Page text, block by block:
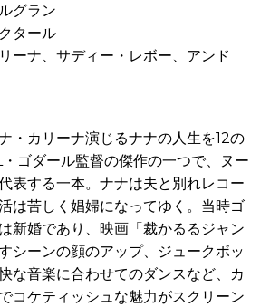
グラン
タール
ーナ、サディー・レボー、アンド
・カリーナ演じるナナの人生を12の
ゴダール監督の傑作の一つで、ヌー
表する一本。ナナは夫と別れレコー
は苦しく娼婦になってゆく。当時ゴ
新婚であり、映画「裁かるるジャン
シーンの顔のアップ、ジュークボッ
な音楽に合わせてのダンスなど、カ
コケティッシュな魅力がスクリーン